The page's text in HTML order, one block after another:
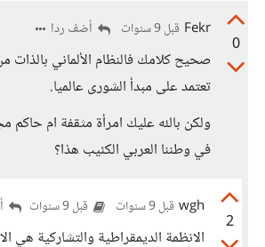
0
Fekr قبل 9 سنوات أضف ردا
صحيح كلامك فالنظام الألماني بالذات
تعتمد على مبدأ الشورى عالميا.
ولكن بالله عليك امرأة مثقفة ام
في وطننا العربي الكئيب هذا؟
2
wgh قبل 9 سنوات قبل 9 سنوات
الانظمة الديمقراطية والتشاركية هي